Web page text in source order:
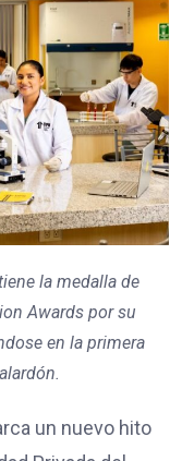
la medalla de
Awards por su
en la primera
un nuevo hito